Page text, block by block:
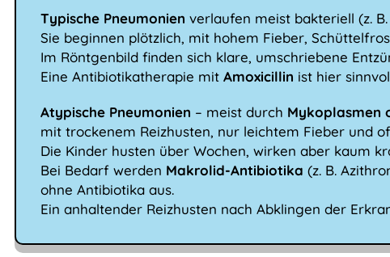
Typische Pneumonien verlaufen meist bakteriell (z.
Sie beginnen plötzlich, mit hohem Fieber,
Im Röntgenbild finden sich klare, umschriebene
Eine Antibiotikatherapie mit Amoxicillin ist hier
Atypische Pneumonien – meist durch Mykoplasmen
mit trockenem Reizhusten, nur leichtem Fieber und
Die Kinder husten über Wochen, wirken aber kaum
Bei Bedarf werden Makrolid-Antibiotika (z. B.
ohne Antibiotika aus.
Ein anhaltender Reizhusten nach Abklingen der